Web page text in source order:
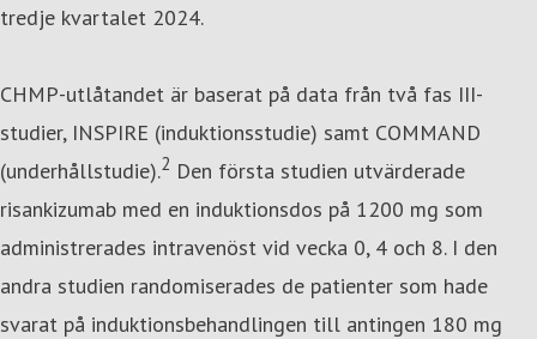
tredje kvartalet 2024.
CHMP-utlåtandet är baserat på data från två fas III-
studier, INSPIRE (induktionsstudie) samt COMMAND
(underhållstudie).2 Den första studien utvärderade
risankizumab med en induktionsdos på 1200 mg som
administrerades intravenöst vid vecka 0, 4 och 8. I den
andra studien randomiserades de patienter som hade
svarat på induktionsbehandlingen till antingen 180 mg